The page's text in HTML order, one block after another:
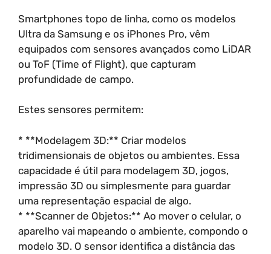
Smartphones topo de linha, como os modelos
Ultra da Samsung e os iPhones Pro, vêm
equipados com sensores avançados como LiDAR
ou ToF (Time of Flight), que capturam
profundidade de campo.
Estes sensores permitem:
* **Modelagem 3D:** Criar modelos
tridimensionais de objetos ou ambientes. Essa
capacidade é útil para modelagem 3D, jogos,
impressão 3D ou simplesmente para guardar
uma representação espacial de algo.
* **Scanner de Objetos:** Ao mover o celular, o
aparelho vai mapeando o ambiente, compondo o
modelo 3D. O sensor identifica a distância das